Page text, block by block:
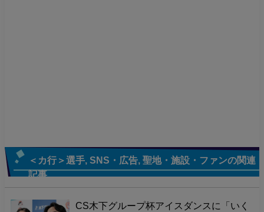
＜カ行＞選手, SNS・広告, 聖地・施設・ファンの関連
記事
CS木下グループ杯アイスダンスに「いく